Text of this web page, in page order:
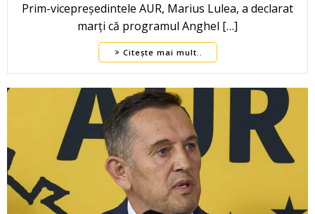
Prim-vicepreședintele AUR, Marius Lulea, a declarat
marți că programul Anghel […]
Citește mai mult..